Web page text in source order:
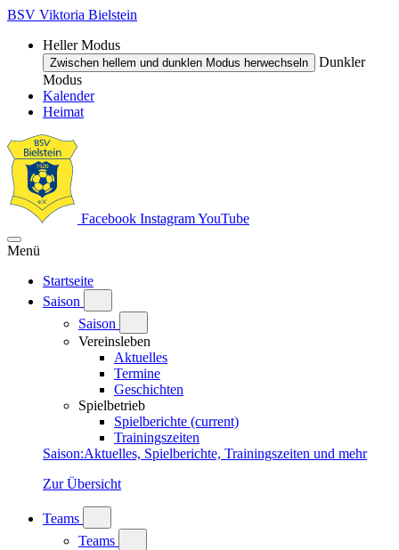
BSV Viktoria Bielstein
Heller Modus
Zwischen hellem und dunklen Modus herwechseln
Dunkler
Modus
Kalender
Heimat
Facebook InstagramYouTube
Menü
Startseite
Saison
Saison
Vereinsleben
Aktuelles
Termine
Geschichten
Spielbetrieb
Spielberichte (current)
Trainingszeiten
Saison:Aktuelles, Spielberichte, Trainingszeiten und mehr
Zur Übersicht
Teams
Teams